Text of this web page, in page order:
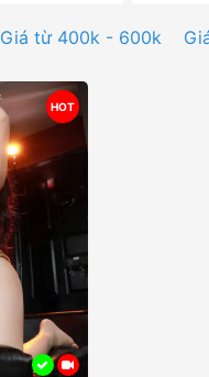
Giá từ 400k - 600k
HOT